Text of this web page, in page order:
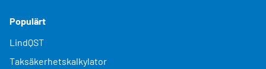
Populärt
LindQST
Taksäkerhetskalkylator